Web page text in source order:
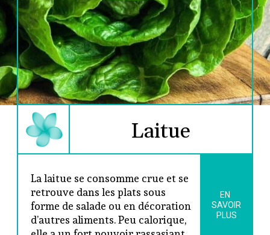
Laitue
La laitue se consomme crue et se
retrouve dans les plats sous
forme de salade ou en décoration
d’autres aliments. Peu calorique,
EN
SAVOIR
PLUS